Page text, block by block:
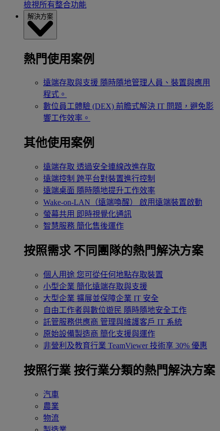
檢視所有整合功能
解決方案
熱門使用案例
遠端存取與支援 隨時隨地管理人員、裝置與應用
程式。
數位員工體驗 (DEX) 前瞻式解決 IT 問題，避免影
響工作效率。
其他使用案例
遠端存取 透過安全連線改進存取
遠端控制 跨平台對裝置進行控制
遠端桌面 隨時隨地提升工作效率
Wake-on-LAN（遠端喚醒）
啟用遠端裝置啟動
螢幕共用 即時視覺化通訊
智慧服務 簡化售後運作
按照需求 不同團隊的熱門解決方案
個人用途 您可從任何地點存取裝置
小型企業 簡化遠端存取與支援
大型企業 擴展並保障企業 IT 安全
自由工作者與數位遊民 隨時隨地安全工作
託管服務供應商 管理與維護客戶 IT 系統
原始設備製造商 簡化支援與運作
非營利及教育行業 TeamViewer 技術享 30% 優惠
按照行業 按行業分類的熱門解決方案
汽車
農業
物流